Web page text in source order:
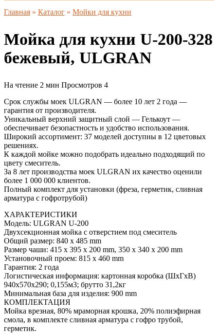
Главная » Каталог » Мойки для кухни
Мойка для кухни U-200-328
бежевый, ULGRAN
На чтение 2 мин Просмотров 4
Срок службы моек ULGRAN — более 10 лет 2 года —
гарантия от производителя.
Уникальный верхний защитный слой — Гелькоут —
обеспечивает безопастность и удобство использования.
Широкий ассортимент: 37 моделей доступны в 12 цветовых
решениях.
К каждой мойке можно подобрать идеально подходящий по
цвету смеситель.
За 8 лет производства моек ULGRAN их качество оценили
более 1 000 000 клиентов.
Полный комплект для установки (фреза, герметик, сливная
арматура с гофротрубой)
ХАРАКТЕРИСТИКИ
Модель: ULGRAN U-200
Двухсекционная мойка с отверстием под смеситель
Общий размер: 840 х 485 mm
Размер чаши: 415 х 395 х 200 mm, 350 х 340 х 200 mm
Установочный проем: 815 х 460 mm
Гарантия: 2 года
Логистическая информация: картонная коробка (ШхГхВ)
940х570х290; 0,155м3; брутто 31,2кг
Минимальная база для изделия: 900 mm
КОМПЛЕКТАЦИЯ
Мойка врезная, 80% мраморная крошка, 20% полиэфирная
смола, в комплекте сливная арматура c гофро трубой,
герметик.